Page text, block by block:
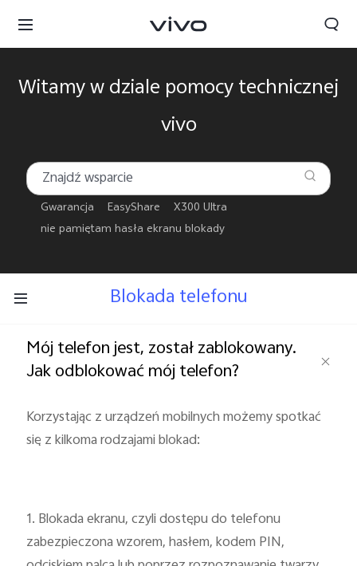
Witamy w dziale pomocy technicznej
vivo
Gwarancja EasyShare
X300 Ultra
nie pamiętam hasła ekranu blokady
Blokada telefonu
Mój telefon jest, został zablokowany.
Jak odblokować mój telefon?
Korzystając z urządzeń mobilnych możemy spotkać
się z kilkoma rodzajami blokad:
1. Blokada ekranu, czyli dostępu do telefonu
zabezpieczona wzorem, hasłem, kodem PIN,